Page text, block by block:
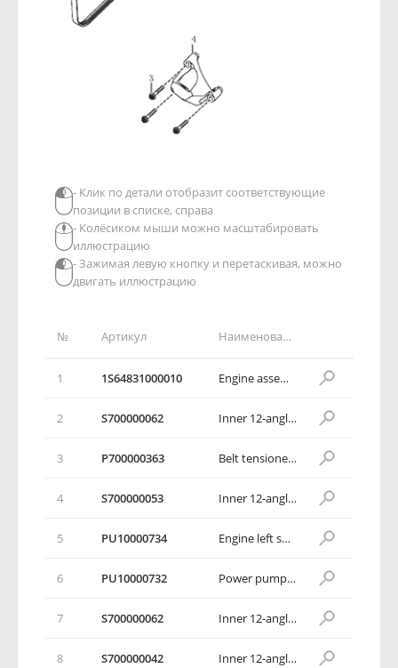
№ Артикул Наименование детали
1 1S64831000010 Engine assembly
2 S700000062 Inner 12-angle cylinder head flange bolt M8L30
3 Р700000363 Belt tensioner subassembly
4 S700000053 Inner 12-angle cylinder head flange bolt M10L70
5 PU10000734 Engine left suspension bracket
6 PU10000732 Power pump bracket
7 S700000062 Inner 12-angle cylinder head flange bolt M8L30
8 S700000042 Inner 12-angle cylinder head flange bolt M8L45
- Клик по детали отобразит соответствующие
позиции в списке, справа
- Колёсиком мыши можно масштабировать
иллюстрацию
- Зажимая левую кнопку и перетаскивая, можно
двигать иллюстрацию